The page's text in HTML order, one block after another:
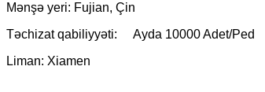
Mənşə yeri: Fujian, Çin
Təchizat qabiliyyəti:
Ayda 10000 Adet/Ped
Liman: Xiamen